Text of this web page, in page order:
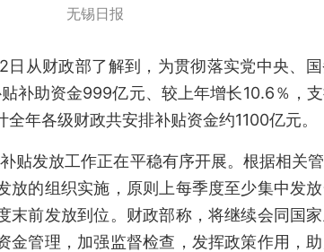
无锡日报
从财政部了解到，为贯彻落实党中央、国
补助资金999亿元、较上年增长10.6％，
年各级财政共安排补贴资金约1100亿元。
贴发放工作正在平稳有序开展。根据相关
放的组织实施，原则上每季度至少集中发
末前发放到位。财政部称，将继续会同国
金管理，加强监督检查，发挥政策作用，